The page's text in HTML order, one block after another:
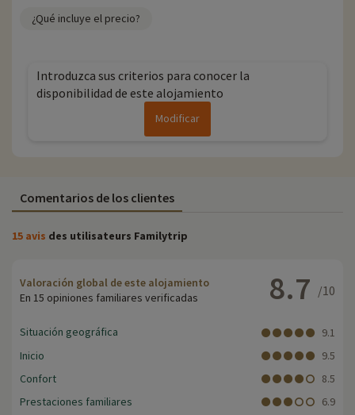
¿Qué incluye el precio?
Introduzca sus criterios para conocer la
disponibilidad de este alojamiento
Modificar
Comentarios de los clientes
15 avis des utilisateurs Familytrip
Valoración global de este alojamiento
En 15 opiniones familiares verificadas
8.7 /10
Situación geográfica
9.1
Inicio
9.5
Confort
8.5
Prestaciones familiares
6.9